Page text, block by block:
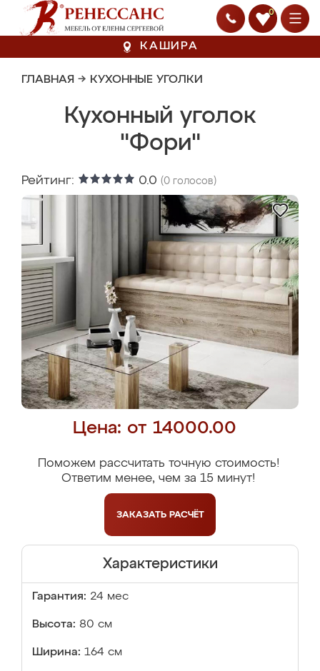
0
КАШИРА
ГЛАВНАЯ → КУХОННЫЕ УГОЛКИ
Кухонный уголок
"Фори"
Рейтинг: 0.0 (0 голосов)
Цена: от 14000.00
Поможем рассчитать точную стоимость!
Ответим менее, чем за 15 минут!
ЗАКАЗАТЬ РАСЧЁТ
Характеристики
Гарантия: 24 мес
Высота: 80 см
Ширина: 164 см